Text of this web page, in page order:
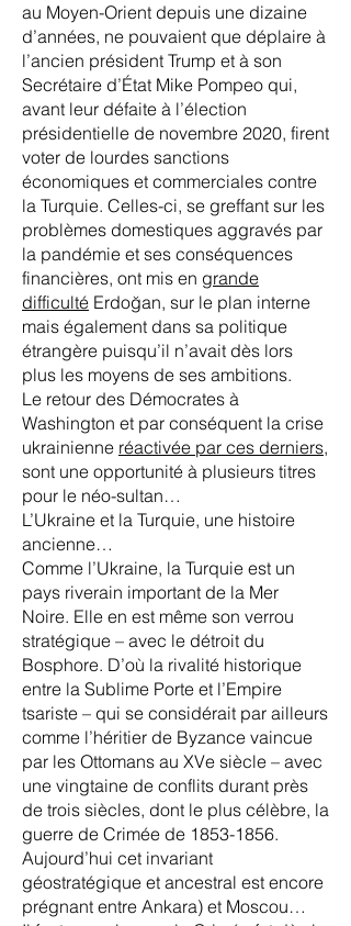
au Moyen-Orient depuis une dizaine
d’années, ne pouvaient que déplaire à
l’ancien président Trump et à son
Secrétaire d’État Mike Pompeo qui,
avant leur défaite à l’élection
présidentielle de novembre 2020, firent
voter de lourdes sanctions
économiques et commerciales contre
la Turquie. Celles-ci, se greffant sur les
problèmes domestiques aggravés par
la pandémie et ses conséquences
financières, ont mis en grande
difficulté Erdoğan, sur le plan interne
mais également dans sa politique
étrangère puisqu’il n’avait dès lors
plus les moyens de ses ambitions.
Le retour des Démocrates à
Washington et par conséquent la crise
ukrainienne réactivée par ces derniers,
sont une opportunité à plusieurs titres
pour le néo-sultan…
L’Ukraine et la Turquie, une histoire
ancienne…
Comme l’Ukraine, la Turquie est un
pays riverain important de la Mer
Noire. Elle en est même son verrou
stratégique – avec le détroit du
Bosphore. D’où la rivalité historique
entre la Sublime Porte et l’Empire
tsariste – qui se considérait par ailleurs
comme l’héritier de Byzance vaincue
par les Ottomans au XVe siècle – avec
une vingtaine de conflits durant près
de trois siècles, dont le plus célèbre, la
guerre de Crimée de 1853-1856.
Aujourd’hui cet invariant
géostratégique et ancestral est encore
prégnant entre Ankara) et Moscou…